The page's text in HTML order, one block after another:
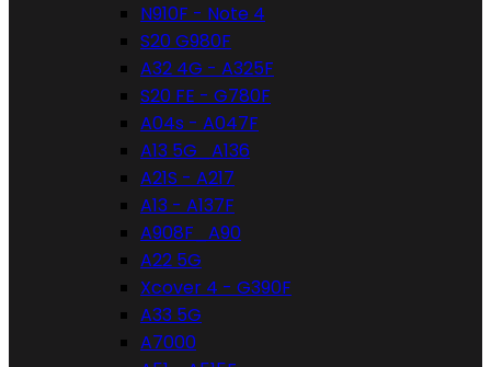
N910F - Note 4
S20 G980F
A32 4G - A325F
S20 FE - G780F
A04s - A047F
A13 5G_A136
A21S - A217
A13 - A137F
A908F_A90
A22 5G
Xcover 4 - G390F
A33 5G
A7000